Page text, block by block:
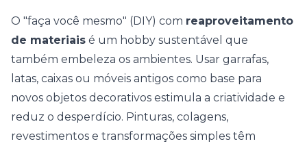
O "faça você mesmo" (DIY) com reaproveitamento
de materiais é um hobby sustentável que
também embeleza os ambientes. Usar garrafas,
latas, caixas ou móveis antigos como base para
novos objetos decorativos estimula a criatividade e
reduz o desperdício. Pinturas, colagens,
revestimentos e transformações simples têm